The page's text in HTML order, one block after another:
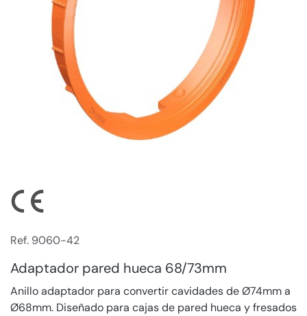
Ref. 9060-42
Adaptador pared hueca 68/73mm
Anillo adaptador para convertir cavidades de Ø74mm a
Ø68mm. Diseñado para cajas de pared hueca y fresados